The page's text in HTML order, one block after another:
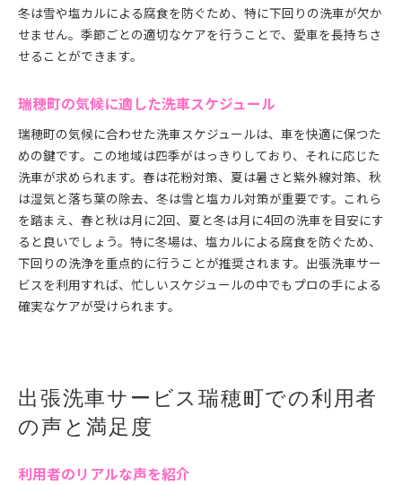
冬は雪や塩カルによる腐食を防ぐため、特に下回りの洗車が欠か
せません。季節ごとの適切なケアを行うことで、愛車を長持ちさ
せることができます。
瑞穂町の気候に適した洗車スケジュール
瑞穂町の気候に合わせた洗車スケジュールは、車を快適に保つた
めの鍵です。この地域は四季がはっきりしており、それに応じた
洗車が求められます。春は花粉対策、夏は暑さと紫外線対策、秋
は湿気と落ち葉の除去、冬は雪と塩カル対策が重要です。これら
を踏まえ、春と秋は月に2回、夏と冬は月に4回の洗車を目安にす
ると良いでしょう。特に冬場は、塩カルによる腐食を防ぐため、
下回りの洗浄を重点的に行うことが推奨されます。出張洗車サー
ビスを利用すれば、忙しいスケジュールの中でもプロの手による
確実なケアが受けられます。
出張洗車サービス瑞穂町での利用者
の声と満足度
利用者のリアルな声を紹介